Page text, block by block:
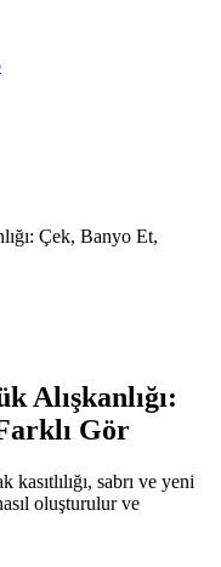
Çek, Banyo Et,
Alışkanlığı:
Gör
kasıtlılığı, sabrı ve yeni
oluşturulur ve